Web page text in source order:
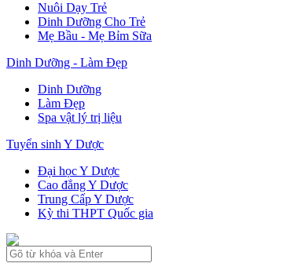
Nuôi Dạy Trẻ
Dinh Dưỡng Cho Trẻ
Mẹ Bầu - Mẹ Bỉm Sữa
Dinh Dưỡng - Làm Đẹp
Dinh Dưỡng
Làm Đẹp
Spa vật lý trị liệu
Tuyển sinh Y Dược
Đại học Y Dược
Cao đẳng Y Dược
Trung Cấp Y Dược
Kỳ thi THPT Quốc gia